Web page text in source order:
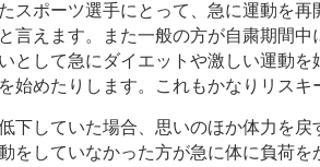
スポーツ選手にとって、急に運動を再
言えます。また一般の方が自粛期間中
として急にダイエットや激しい運動を
始めたりします。これもかなりリスキ
下していた場合、思いのほか体力を
をしていなかった方が急に体に負荷を